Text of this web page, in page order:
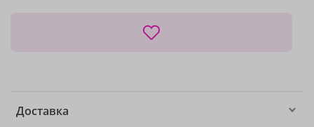
Доставка